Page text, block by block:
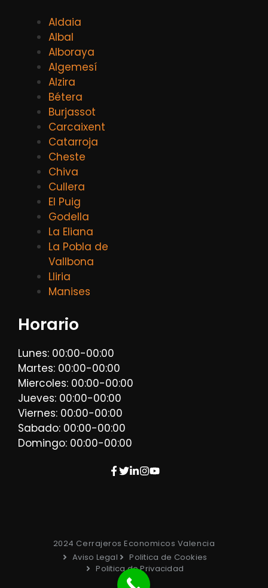
Aldaia
Albal
Alboraya
Algemesí
Alzira
Bétera
Burjassot
Carcaixent
Catarroja
Cheste
Chiva
Cullera
El Puig
Godella
La Eliana
La Pobla de
Vallbona
Lliria
Manises
Horario
Lunes: 00:00-00:00
Martes: 00:00-00:00
Miercoles: 00:00-00:00
Jueves: 00:00-00:00
Viernes: 00:00-00:00
Sabado: 00:00-00:00
Domingo: 00:00-00:00
2024 Cerrajeros Economicos Valencia
Aviso Legal
Politica de Cookies
Politica de Privacidad